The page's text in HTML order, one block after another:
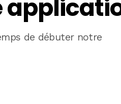
de débuter notre